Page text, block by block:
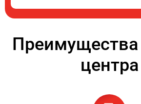
Преимущества
центра